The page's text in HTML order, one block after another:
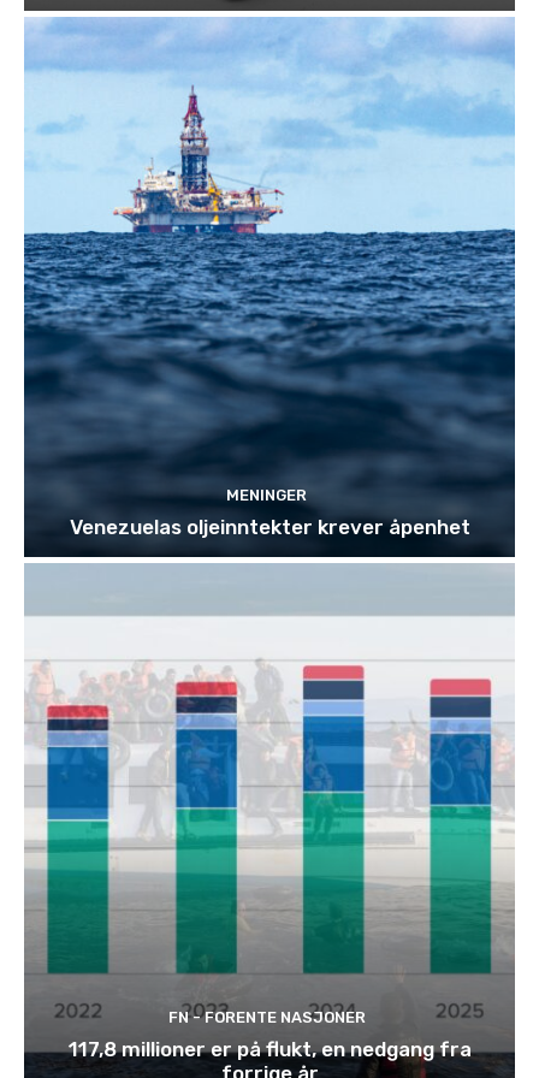
MENINGER
Venezuelas oljeinntekter krever åpenhet
FN - FORENTE NASJONER
117,8 millioner er på flukt, en nedgang fra
forrige år